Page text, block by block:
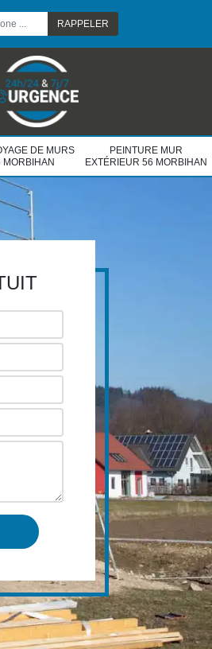
DE MURS
MORBIHAN
PEINTURE MUR
EXTÉRIEUR 56 MORBIHAN